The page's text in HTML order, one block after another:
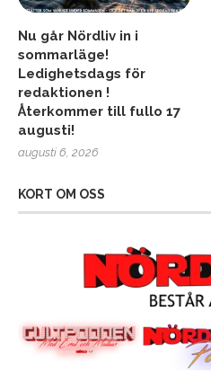
Nu går Nördliv in i
sommarläge!
Ledighetsdags för
redaktionen !
Återkommer till fullo 17
augusti!
augusti 6, 2026
KORT OM OSS